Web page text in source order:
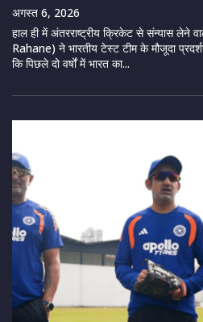
अगस्त 6, 2026
हाल ही में अंतरराष्ट्रीय क्रिकेट से संन्यास लेने
Rahane) ने भारतीय टेस्ट टीम के मौजूदा
कि पिछले दो वर्षों में भारत का...